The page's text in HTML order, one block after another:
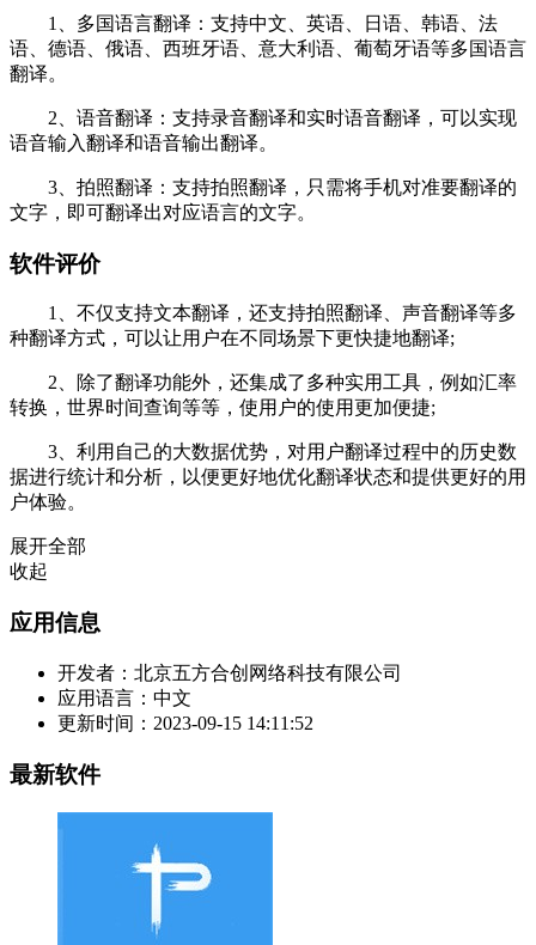
1、多国语言翻译：支持中文、英语、日语、韩语、法
语、德语、俄语、西班牙语、意大利语、葡萄牙语等多国语言
翻译。
2、语音翻译：支持录音翻译和实时语音翻译，可以实现
语音输入翻译和语音输出翻译。
3、拍照翻译：支持拍照翻译，只需将手机对准要翻译的
文字，即可翻译出对应语言的文字。
软件评价
1、不仅支持文本翻译，还支持拍照翻译、声音翻译等多
种翻译方式，可以让用户在不同场景下更快捷地翻译;
2、除了翻译功能外，还集成了多种实用工具，例如汇率
转换，世界时间查询等等，使用户的使用更加便捷;
3、利用自己的大数据优势，对用户翻译过程中的历史数
据进行统计和分析，以便更好地优化翻译状态和提供更好的用
户体验。
展开全部
收起
应用信息
开发者： 北京五方合创网络科技有限公司
应用语言： 中文
更新时间： 2023-09-15 14:11:52
最新软件